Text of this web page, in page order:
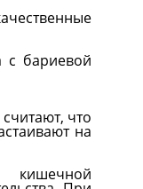
с бариевой
что
на
кишечной